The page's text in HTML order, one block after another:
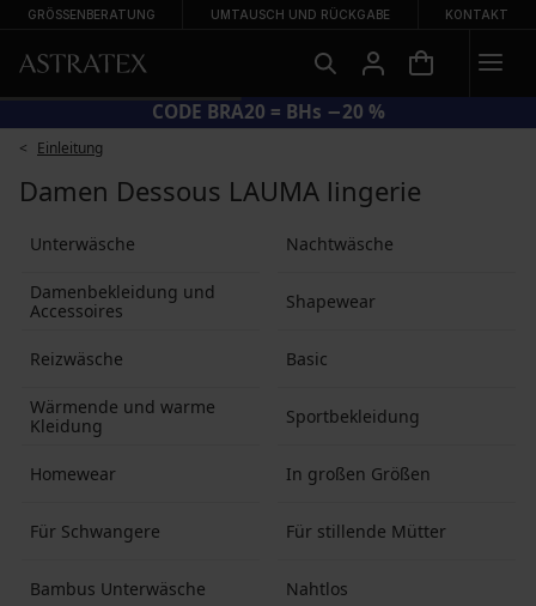
GRÖSSENBERATUNG UMTAUSCH UND RÜCKGABE KONTAKT
CODE BRA20 = BHs −20 %
Einleitung
Damen Dessous LAUMA lingerie
Unterwäsche Nachtwäsche
Damenbekleidung und
Accessoires
Shapewear
Reizwäsche Basic
Wärmende und warme
Kleidung
Sportbekleidung
Homewear In großen Größen
Für Schwangere Für stillende Mütter
Bambus Unterwäsche Nahtlos